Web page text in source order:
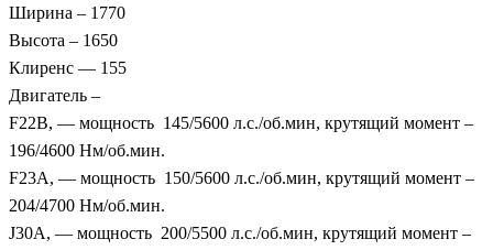
Ширина – 1770
Высота – 1650
Клиренс — 155
Двигатель –
F22B, — мощность 145/5600 л.с./об.мин, крутящий момент –
196/4600 Нм/об.мин.
F23A, — мощность 150/5600 л.с./об.мин, крутящий момент –
204/4700 Нм/об.мин.
J30A, — мощность 200/5500 л.с./об.мин, крутящий момент –